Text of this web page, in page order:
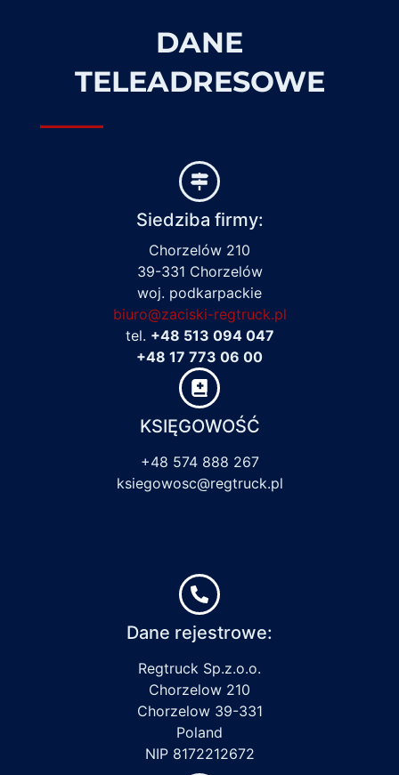
DANE
TELEADRESOWE
Siedziba firmy:
Chorzelów 210
39-331 Chorzelów
woj. podkarpackie
biuro@zaciski-regtruck.pl
tel. +48 513 094 047
+48 17 773 06 00
KSIĘGOWOŚĆ
+48 574 888 267
ksiegowosc@regtruck.pl
Dane rejestrowe:
Regtruck Sp.z.o.o.
Chorzelow 210
Chorzelow 39-331
Poland
NIP 8172212672